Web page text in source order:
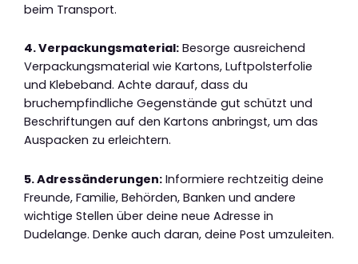
beim Transport.
4. Verpackungsmaterial: Besorge ausreichend
Verpackungsmaterial wie Kartons, Luftpolsterfolie
und Klebeband. Achte darauf, dass du
bruchempfindliche Gegenstände gut schützt und
Beschriftungen auf den Kartons anbringst, um das
Auspacken zu erleichtern.
5. Adressänderungen: Informiere rechtzeitig deine
Freunde, Familie, Behörden, Banken und andere
wichtige Stellen über deine neue Adresse in
Dudelange. Denke auch daran, deine Post umzuleiten.